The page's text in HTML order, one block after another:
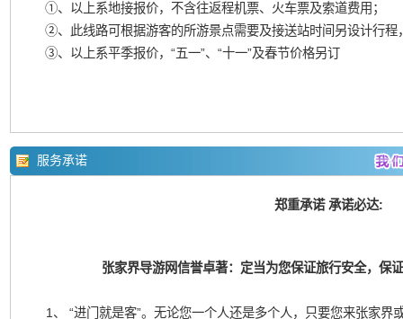
①、以上系地接报价，不含往返程机票、火车票及索道费用；
②、此线路可根据游客的所游景点需要及接送站时间另设计行程
③、以上系平季报价，“五一”、“十一”及春节价格另订
服务承诺
郑重承诺 承诺必达:
张家界导游网信誉卓著：定当为您保证旅行安全，保
1、 “进门就是客”。无论您一个人还是多个人，只要您来张家